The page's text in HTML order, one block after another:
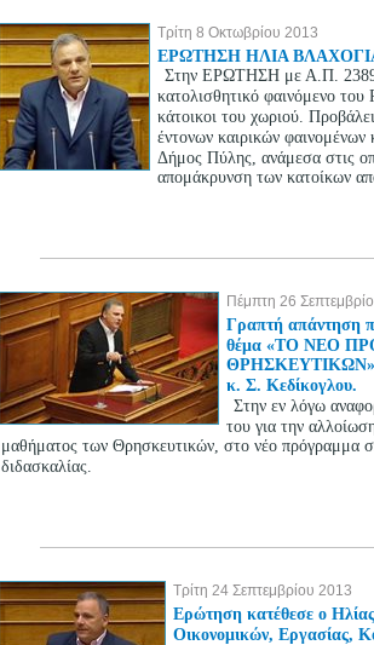
Τρίτη 8 Οκτωβρίου 2013
ΕΡΩΤΗΣΗ ΗΛΙΑ
Στην ΕΡΩΤΗΣΗ με Α.Π. 2389/
κατολισθητικό φαινόμενο
κάτοικοι του χωριού.
έντονων καιρικών φαινομένων
Δήμος Πύλης, ανάμεσα στις
απομάκρυνση των κατοίκων
Πέμπτη 26
Γραπτή απάντηση
θέμα «ΤΟ ΝΕΟ
ΘΡΗΣΚΕΥΤΙΚΩΝ»
κ. Σ. Κεδίκογλου.
Στην εν λόγω
του για την
μαθήματος των Θρησκευτικών, στο νέο πρόγραμμα
διδασκαλίας.
Τρίτη 24 Σεπτεμβρίου 2013
Ερώτηση κατέθεσε ο
Οικονομικών, Εργασίας,